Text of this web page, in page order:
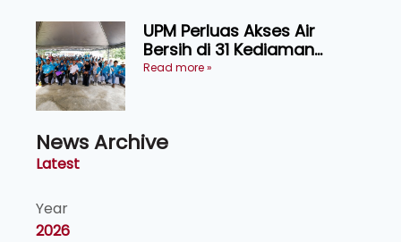
UPM Perluas Akses Air
Bersih di 31 Kediaman
Orang Asli Tasik Chini
Read more »
News Archive
Latest
Year
2026